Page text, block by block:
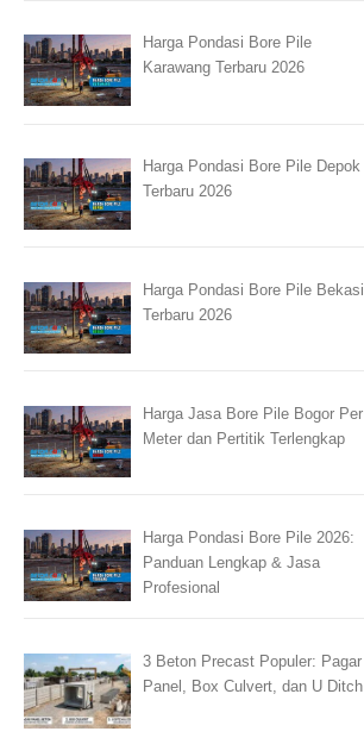
Harga Pondasi Bore Pile
Karawang Terbaru 2026
Harga Pondasi Bore Pile Depok
Terbaru 2026
Harga Pondasi Bore Pile Bekasi
Terbaru 2026
Harga Jasa Bore Pile Bogor Per
Meter dan Pertitik Terlengkap
Harga Pondasi Bore Pile 2026:
Panduan Lengkap & Jasa
Profesional
3 Beton Precast Populer: Pagar
Panel, Box Culvert, dan U Ditch